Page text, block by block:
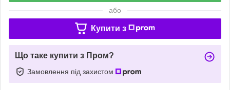
або
Купити з
Що таке купити з Пром?
Замовлення під захистом